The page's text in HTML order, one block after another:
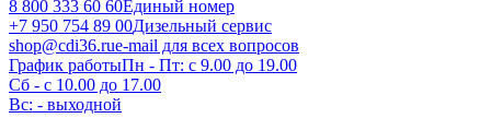
8 800 333 60 60Единый номер
+7 950 754 89 00Дизельный сервис
shop@cdi36.rue-mail для всех вопросов
График работыПн - Пт: с 9.00 до 19.00
Сб - с 10.00 до 17.00
Вс: - выходной